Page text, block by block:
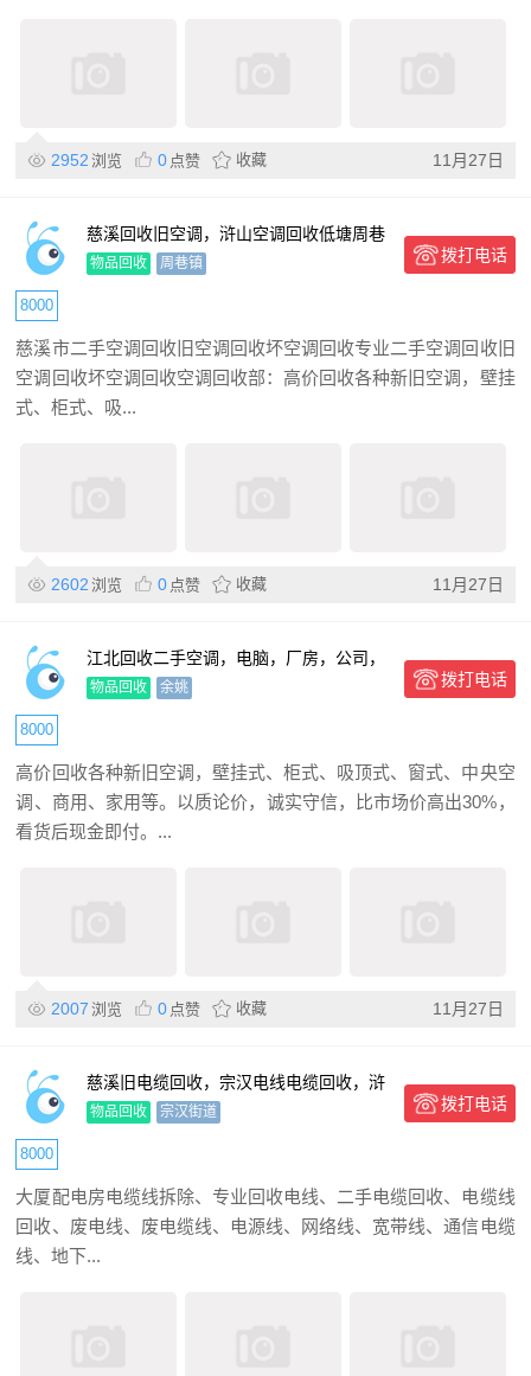
2952 浏览 0 点赞 收藏 11月27日
慈溪回收旧空调，浒山空调回收低塘周巷
二手空调回收
物品回收 周巷镇 拨打电话
8000
慈溪市二手空调回收旧空调回收坏空调回收专业二手空调回收旧
空调回收坏空调回收空调回收部：高价回收各种新旧空调，壁挂
式、柜式、吸...
2602 浏览 0 点赞 收藏 11月27日
江北回收二手空调，电脑，厂房，公司，
单位大量回收
物品回收 余姚 拨打电话
8000
高价回收各种新旧空调，壁挂式、柜式、吸顶式、窗式、中央空
调、商用、家用等。以质论价，诚实守信，比市场价高出30%，
看货后现金即付。...
2007 浏览 0 点赞 收藏 11月27日
慈溪旧电缆回收，宗汉电线电缆回收，浒
山坎墩废电缆回收
物品回收 宗汉街道 拨打电话
8000
大厦配电房电缆线拆除、专业回收电线、二手电缆回收、电缆线
回收、废电线、废电缆线、电源线、网络线、宽带线、通信电缆
线、地下...